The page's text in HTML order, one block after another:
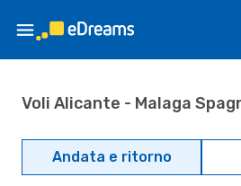
Voli Alicante - Malaga
Andata e ritorno